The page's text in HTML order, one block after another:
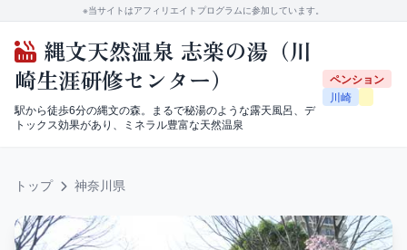
※当サイトはアフィリエイトプログラムに参加しています。
縄文天然温泉 志楽の湯（川
崎生涯研修センター）
駅から徒歩6分の縄文の森。まるで秘湯のような露天風呂、デ
トックス効果があり、ミネラル豊富な天然温泉
ペンション
川崎
トップ 神奈川県